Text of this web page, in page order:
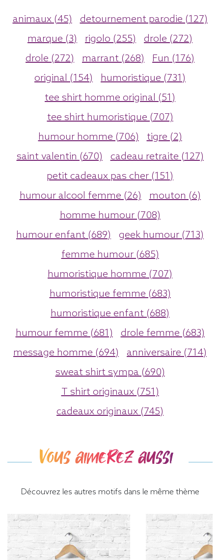
animaux (45)
detournement parodie (127)
marque (3)
rigolo (255)
drole (272)
drole (272)
marrant (268)
Fun (176)
original (154)
humoristique (731)
tee shirt homme original (51)
tee shirt humoristique (707)
humour homme (706)
tigre (2)
saint valentin (670)
cadeau retraite (127)
petit cadeaux pas cher (151)
humour alcool femme (26)
mouton (6)
homme humour (708)
humour enfant (689)
geek humour (713)
femme humour (685)
humoristique homme (707)
humoristique femme (683)
humoristique enfant (688)
humour femme (681)
drole femme (683)
message homme (694)
anniversaire (714)
sweat shirt sympa (690)
T shirt originaux (751)
cadeaux originaux (745)
Vous aimerez aussi
Découvrez les autres motifs dans le même thème